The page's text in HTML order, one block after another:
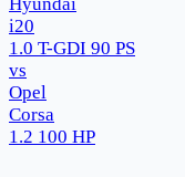
i20
1.0 T-GDI 90 PS
vs
Opel
Corsa
1.2 100 HP